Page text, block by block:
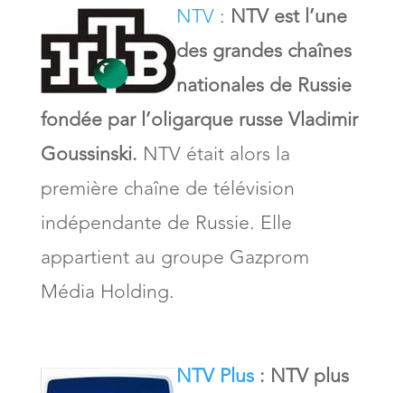
Regarder la télévision,
consulter le programme
et choisir vos émissions
préférées, vos films, etc...
Vocabulaire
NTV: NTV est l’une
des grandes chaînes
nationales de Russie
fondée par l’oligarque russe Vladimir
Goussinski. NTV était alors la
première chaîne de télévision
indépendante de Russie. Elle
appartient au groupe Gazprom
Média Holding.
NTV Plus: NTV plus